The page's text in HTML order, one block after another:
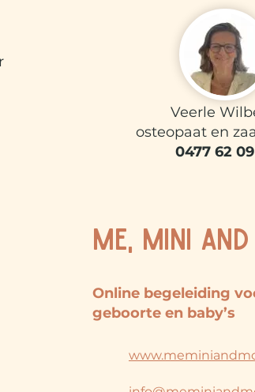
Veerle
osteopaat en
0477 62
ME, MINI AND
Online begeleiding
geboorte en baby’s